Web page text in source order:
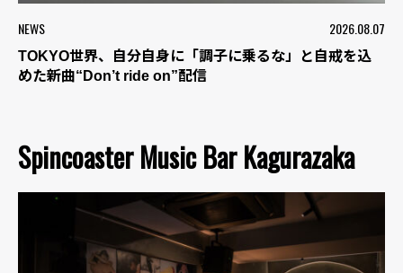
NEWS 2026.08.07
TOKYO世界、自分自身に「調子に乗るな」と自戒を込
めた新曲“Don’t ride on”配信
Spincoaster Music Bar Kagurazaka